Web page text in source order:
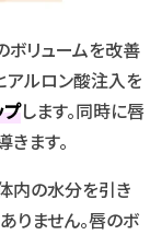
ボリュームを改善
アルロン酸注入を
プします。同時に唇
ます。
内の水分を引き
りません。唇のボ